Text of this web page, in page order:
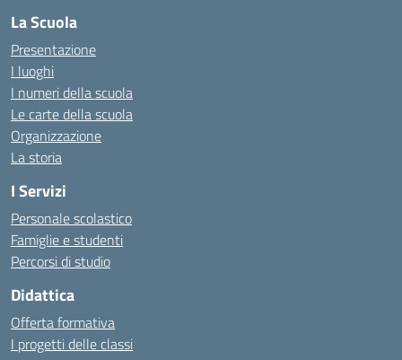
La Scuola
Presentazione
I luoghi
I numeri della scuola
Le carte della scuola
Organizzazione
La storia
I Servizi
Personale scolastico
Famiglie e studenti
Percorsi di studio
Didattica
Offerta formativa
I progetti delle classi